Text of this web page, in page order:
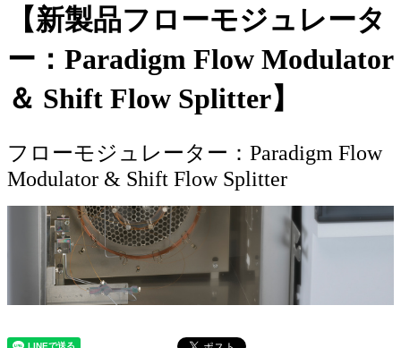
【新製品フローモジュレータ
ー：Paradigm Flow Modulator
＆ Shift Flow Splitter】
フローモジュレーター：Paradigm Flow
Modulator & Shift Flow Splitter